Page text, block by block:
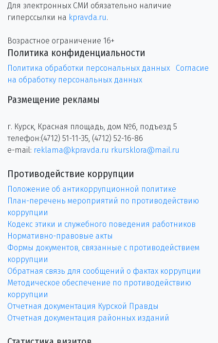
Для электронных СМИ обязательно наличие
гиперссылки на kpravda.ru.
Возрастное ограничение 16+
Политика конфиденциальности
Политика обработки персональных данных
Согласие
на обработку персональных данных
Размещение рекламы
г. Курск, Красная площадь, дом №6, подъезд 5
телефон:(4712) 51-11-35, (4712) 52-16-86
e-mail: reklama@kpravda.ru rkursklora@mail.ru
Противодействие коррупции
Положение об антикоррупционной политике
План-перечень мероприятий по противодействию
коррупции
Кодекс этики и служебного поведения работников
Нормативно-правовые акты
Формы документов, связанные с противодействием
коррупции
Обратная связь для сообщений о фактах коррупции
Методическое обеспечение по противодействию
коррупции
Отчетная документация Курской Правды
Отчетная документация районных изданий